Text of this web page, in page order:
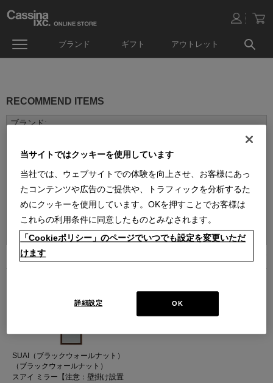
ブランド ギフト アウトレット
RECOMMEND ITEMS
並べ替え：
SUAI（ブラックウォールナット）
（ブラックウォールナット）
スアイ ミラー【注意：壁掛け設置
当サイトではクッキーを使用しています
当社では、ウェブサイトでの体験を向上させ、お客様にあっ
たコンテンツや広告のご提供や、トラフィックを分析するた
めにクッキーを使用しています。OKを押すことでお客様は
これらの利用条件に同意したものとみなされます。
「Cookieポリシー」のページでいつでも設定を変更いただ
けます
OK
詳細設定